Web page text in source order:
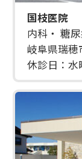
国枝医院
内科・ 糖
岐阜県瑞穂
休診日：水